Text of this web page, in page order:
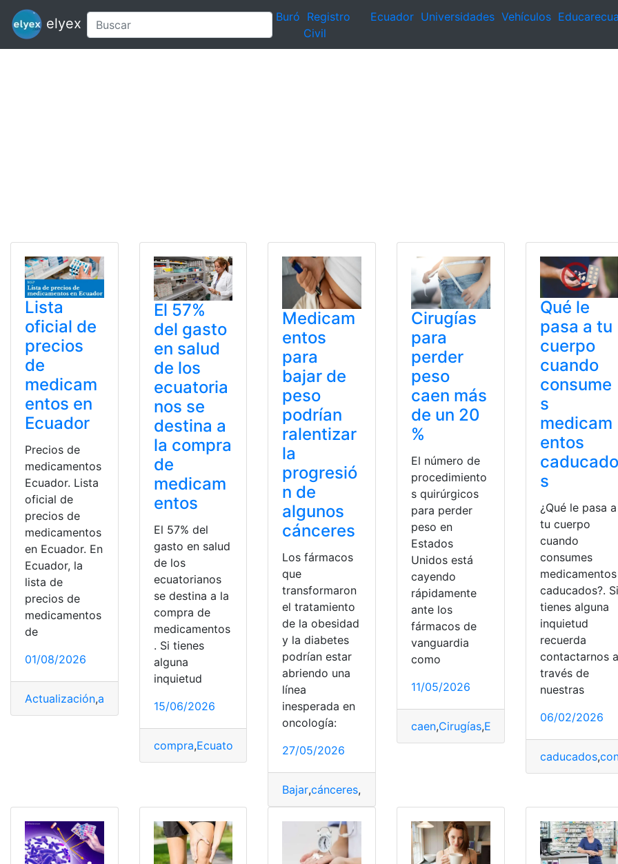
elyex Buró Registro
Civil
Ecuador Universidades Vehículos
Lista
oficial de
precios
de
medicam
entos en
Ecuador
Precios de
medicamentos
Ecuador. Lista
oficial de
precios de
medicamentos
en Ecuador. En
Ecuador, la
lista de
precios de
medicamentos
de
01/08/2026
Actualización,archivos citas medicas Medicamentos
El 57%
del gasto
en salud
de los
ecuatoria
nos se
destina a
la compra
de
medicam
entos
El 57% del
gasto en salud
de los
ecuatorianos
se destina a la
compra de
medicamentos
. Si tienes
alguna
inquietud
15/06/2026
compra,Ecuatorianos gasto,Medicamentos Salud
Medicam
entos
para
bajar de
peso
podrían
ralentizar
la
progresió
n de
algunos
cánceres
Los fármacos
que
transformaron
el tratamiento
de la obesidad
y la diabetes
podrían estar
abriendo una
línea
inesperada en
oncología:
27/05/2026
Bajar,cánceres,
Cirugías
para
perder
peso
caen más
de un 20
%
El número de
procedimiento
s quirúrgicos
para perder
peso en
Estados
Unidos está
cayendo
rápidamente
ante los
fármacos de
vanguardia
como
11/05/2026
caen,Cirugías,Ecuador Entretenimiento
Qué le
pasa a tu
cuerpo
cuando
consume
s
medicam
entos
caducado
s
¿Qué le pasa a
tu cuerpo
cuando
consumes
medicamentos
caducados?. Si
tienes alguna
inquietud
recuerda
contactarnos a
través de
nuestras
06/02/2026
caducados,